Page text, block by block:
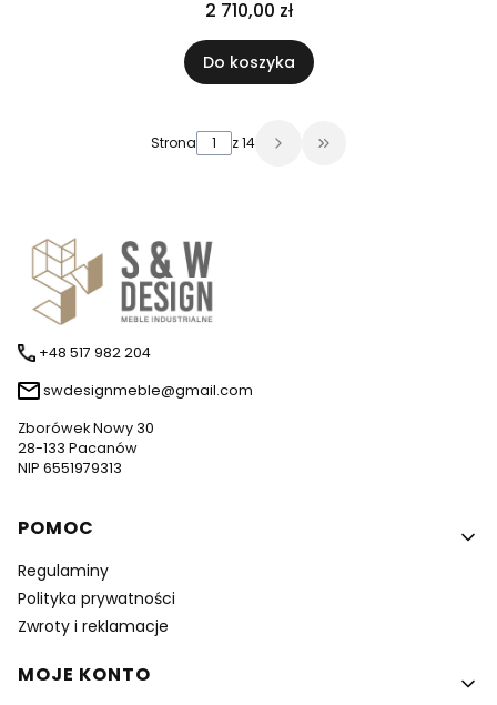
2 710,00 zł
Do koszyka
Strona z 14 Przejdź do ostatniej
+48 517 982 204
swdesignmeble@gmail.com
Zborówek Nowy 30
28-133 Pacanów
NIP 6551979313
Linki w stopce
POMOC
Regulaminy
Polityka prywatności
Zwroty i reklamacje
MOJE KONTO